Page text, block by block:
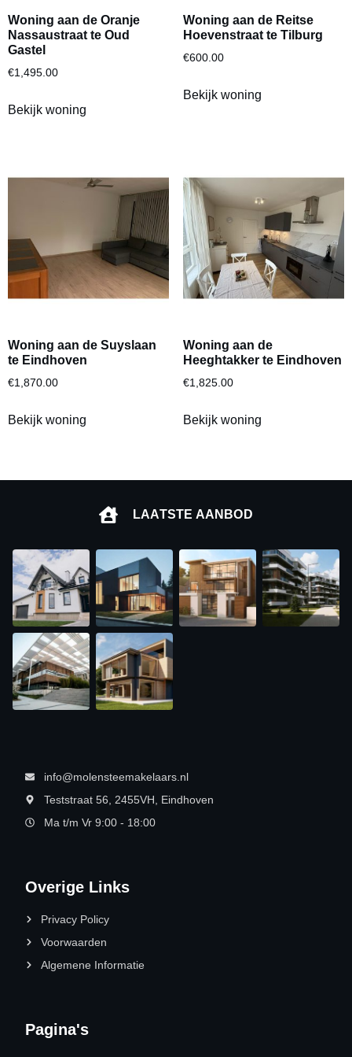
Woning aan de Oranje
Nassaustraat te Oud
Gastel
€1,495.00
Bekijk woning
Woning aan de Reitse
Hoevenstraat te Tilburg
€600.00
Bekijk woning
Woning aan de Suyslaan
te Eindhoven
€1,870.00
Bekijk woning
Woning aan de
Heeghtakker te Eindhoven
€1,825.00
Bekijk woning
LAATSTE AANBOD
Pagina's
Overige Links
Privacy Policy
Voorwaarden
Algemene Informatie
info@molensteemakelaars.nl
Teststraat 56, 2455VH, Eindhoven
Ma t/m Vr 9:00 - 18:00